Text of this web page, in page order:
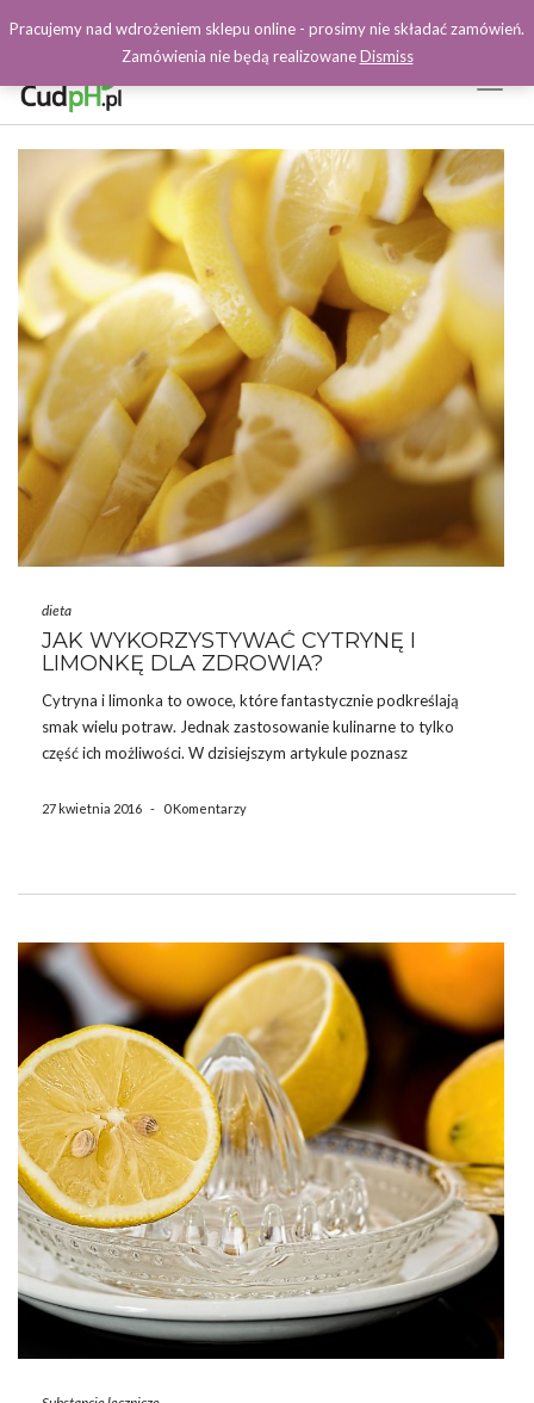
Facebook
dieta
JAK WYKORZYSTYWAĆ CYTRYNĘ I
LIMONKĘ DLA ZDROWIA?
Cytryna i limonka to owoce, które fantastycznie podkreślają
smak wielu potraw. Jednak zastosowanie kulinarne to tylko
część ich możliwości. W dzisiejszym artykule poznasz
twórcę diety odkwaszającej organizm. Właściwości cytryny i
27 kwietnia 2016 - 0 Komentarzy
Pracujemy nad wdrożeniem sklepu online - prosimy nie składać zamówień.
Zamówienia nie będą realizowaneDismiss